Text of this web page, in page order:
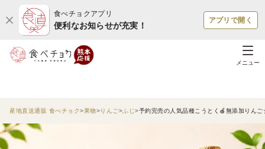
食べチョクアプリ
便利なお知らせが充実！
アプリで開く
メニュー
産地直送通販 食べチョク 果物 りんご ふじ 予約完売の人気品種こうとく🍎無添加りん